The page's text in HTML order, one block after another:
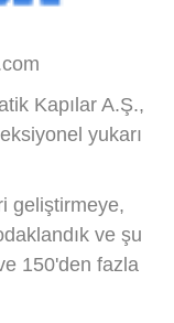
Kapılar A.Ş.,
yukarı
geliştirmeye,
ve şu
150'den fazla